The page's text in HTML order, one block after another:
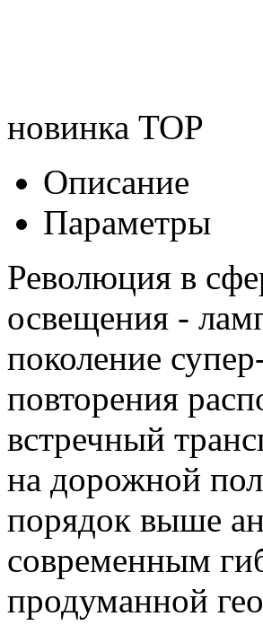
новинка TOP
Описание
Параметры
Революция в
освещения -
поколение
повторения
встречный
на дорожной
порядок выше
современным
продуманной